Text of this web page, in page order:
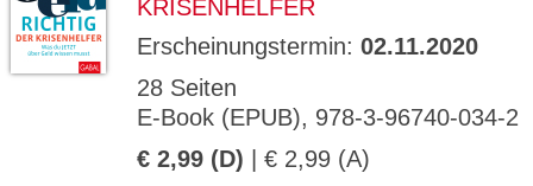
KRISENHELFER
Erscheinungstermin: 02.11.2020
28 Seiten
E-Book (EPUB), 978-3-96740-034-2
€ 2,99 (D) | € 2,99 (A)